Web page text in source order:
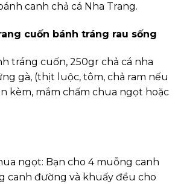
canh chả cá Nha Trang.
cuốn bánh tráng rau sống
tráng cuốn, 250gr chả cá nha
gà, (thịt luộc, tôm, chả ram nếu
kèm, mắm chấm chua ngọt hoặc
ngọt: Bạn cho 4 muỗng canh
canh đường và khuấy đều cho